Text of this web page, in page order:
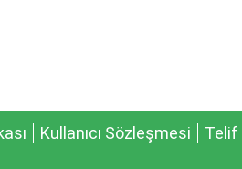
Kullanıcı Sözleşmesi Telif